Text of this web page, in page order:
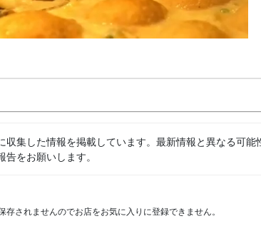
集した情報を掲載しています。最新情報と異なる可能
告をお願いします。
されませんのでお店をお気に入りに登録できません。